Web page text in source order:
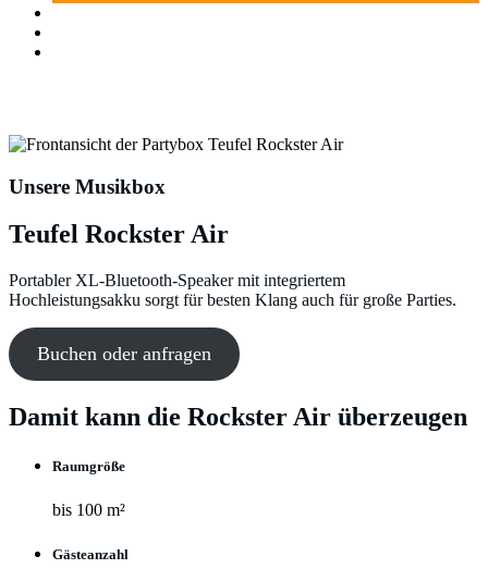
Unsere Musikbox
Teufel Rockster Air
Portabler XL-Bluetooth-Speaker mit integriertem
Hochleistungsakku sorgt für besten Klang auch für große Parties.
Buchen oder anfragen
Damit kann die Rockster Air überzeugen
Raumgröße
bis 100 m²
Gästeanzahl